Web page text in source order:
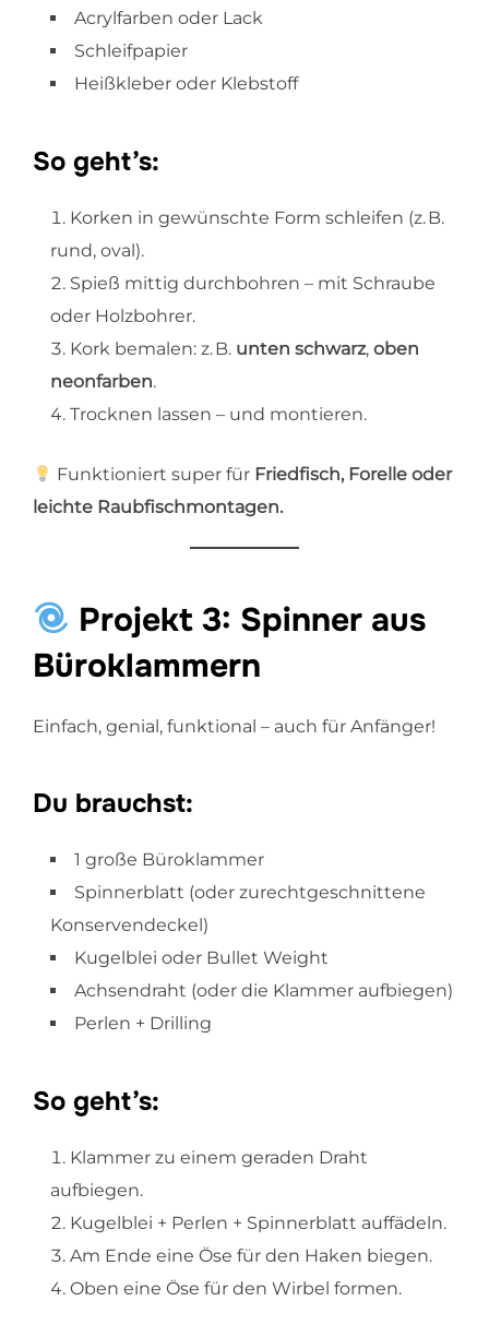
Acrylfarben oder Lack
Schleifpapier
Heißkleber oder Klebstoff
So geht’s:
Korken in gewünschte Form schleifen (z. B.
rund, oval).
Spieß mittig durchbohren – mit Schraube
oder Holzbohrer.
Kork bemalen: z. B. unten schwarz, oben
neonfarben.
Trocknen lassen – und montieren.
Funktioniert super für Friedfisch, Forelle oder
leichte Raubfischmontagen.
Projekt 3: Spinner aus
Büroklammern
Einfach, genial, funktional – auch für Anfänger!
Du brauchst:
1 große Büroklammer
Spinnerblatt (oder zurechtgeschnittene
Konservendeckel)
Kugelblei oder Bullet Weight
Achsendraht (oder die Klammer aufbiegen)
Perlen + Drilling
So geht’s:
Klammer zu einem geraden Draht
aufbiegen.
Kugelblei + Perlen + Spinnerblatt auffädeln.
Am Ende eine Öse für den Haken biegen.
Oben eine Öse für den Wirbel formen.